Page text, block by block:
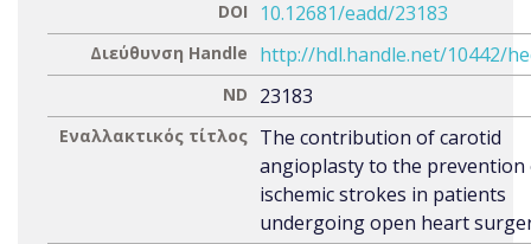
DOI 10.12681/eadd/23183
Διεύθυνση Handle http://hdl.handle.net/10442/
ND 23183
Εναλλακτικός τίτλος The contribution of carotid
angioplasty to the prevention
ischemic strokes in patients
undergoing open heart